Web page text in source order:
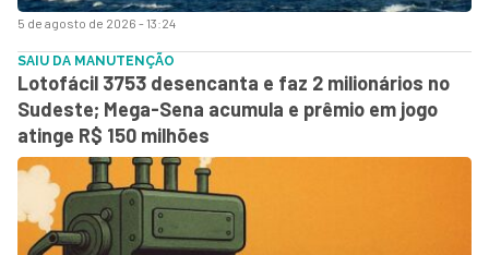
5 de agosto de 2026 - 13:24
SAIU DA MANUTENÇÃO
Lotofácil 3753 desencanta e faz 2 milionários no
Sudeste; Mega-Sena acumula e prêmio em jogo
atinge R$ 150 milhões